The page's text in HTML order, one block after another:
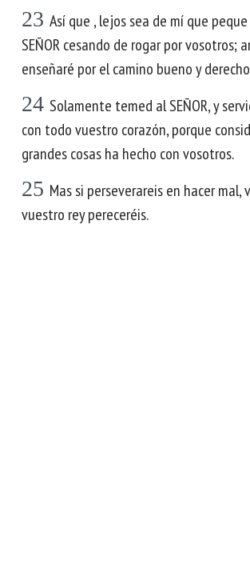
23 Así que , lejos sea de mí que
SEÑOR cesando de rogar por vosotros;
enseñaré por el camino bueno y
24 Solamente temed al SEÑOR, y
con todo vuestro corazón, porque
grandes cosas ha hecho con vosotros.
25 Mas si perseverareis en hacer mal,
vuestro rey pereceréis.